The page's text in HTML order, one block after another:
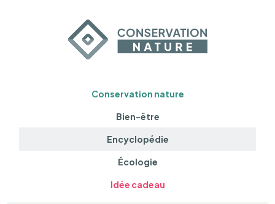
Conservation nature
Bien-être
Encyclopédie
Écologie
Idée cadeau